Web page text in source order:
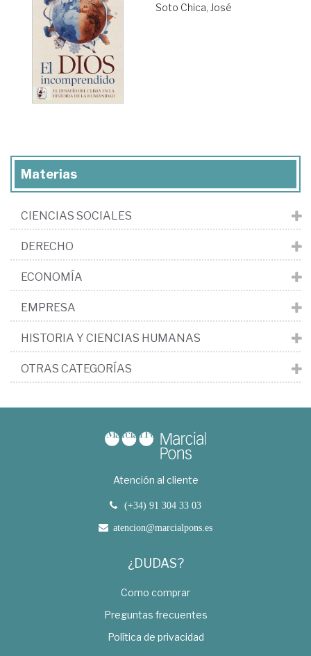
Soto Chica, José
Materias
CIENCIAS SOCIALES
DERECHO
ECONOMÍA
EMPRESA
HISTORIA Y CIENCIAS HUMANAS
OTRAS CATEGORÍAS
Atención al cliente
(+34) 91 304 33 03
atencion@marcialpons.es
¿DUDAS?
Como comprar
Preguntas frecuentes
Política de privacidad